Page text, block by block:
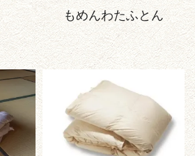
もめんわたふとん